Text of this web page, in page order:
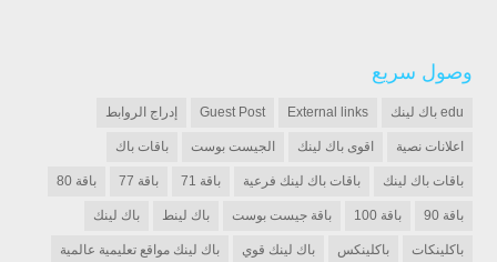
وصول سريع
edu باك لينك External links
Guest Post إدراج الروابط
اعلانات نصية اقوى باك لينك الجيست بوست باقات باك
باقات باك لينك باقات باك لينك فرعية باقة 71 باقة 77 باقة 80
باقة 90 باقة 100 باقة جيست بوست باك لينط باك لينك
باكلينكات باكلينكس باك لينك قوي باك لينك مواقع تعليمية عالمية